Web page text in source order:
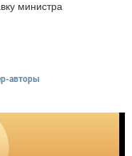
министра
авторы